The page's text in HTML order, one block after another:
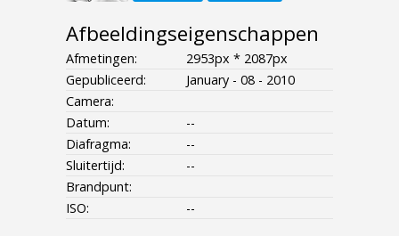
Afbeeldingseigenschappen
Afmetingen:
2953px * 2087px
Gepubliceerd:
January - 08 - 2010
Camera:
Datum:
--
Diafragma:
--
Sluitertijd:
--
Brandpunt:
ISO:
--